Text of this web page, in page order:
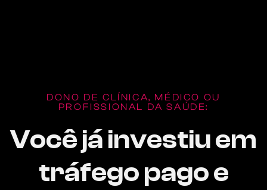
DONO DE CLÍNICA, MÉDICO OU
PROFISSIONAL DA SAÚDE:
Você já investiu em
tráfego pago e